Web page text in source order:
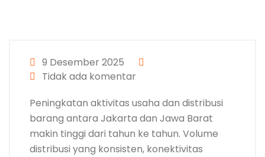
9 Desember 2025
Tidak ada komentar
Peningkatan aktivitas usaha dan distribusi
barang antara Jakarta dan Jawa Barat
makin tinggi dari tahun ke tahun. Volume
distribusi yang konsisten, konektivitas